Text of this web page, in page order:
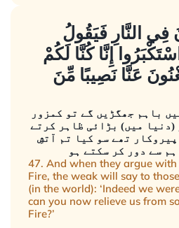
فِي النَّارِ فَيَقُولُ
إِنَّا كُنَّا لَكُمْ
عَنَّا نَصِيبًا مِّنَ
باہم جھگڑیں گے تو کمزور
(دنیا میں) بڑائی ظاہر کرتے
تھے سو کیا تم آتشِ
سے دور کر سکتے ہو
47. And when they argue
Fire, the weak will say to
(in the world): ‘Indeed we
can you now relieve us from
Fire?’